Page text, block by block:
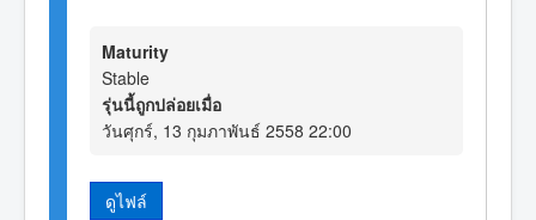
Maturity
Stable
รุ่นนี้ถูกปล่อยเมื่อ
วันศุกร์, 13 กุมภาพันธ์ 2558 22:00
ดูไฟล์